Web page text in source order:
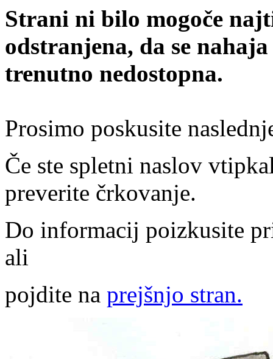
Strani ni bilo mogoče
odstranjena, da se
trenutno nedostopna.
Prosimo poskusite
Če ste spletni naslov
preverite črkovanje.
Do informacij poizkusite
ali
pojdite na prejšnjo stran.